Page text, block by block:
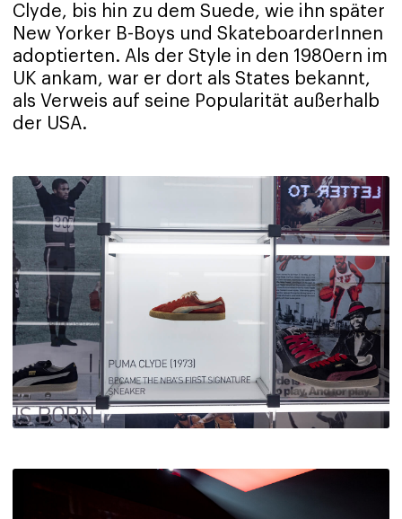
Clyde, bis hin zu dem Suede, wie ihn später
New Yorker B-Boys und SkateboarderInnen
adoptierten. Als der Style in den 1980ern im
UK ankam, war er dort als States bekannt,
als Verweis auf seine Popularität außerhalb
der USA.